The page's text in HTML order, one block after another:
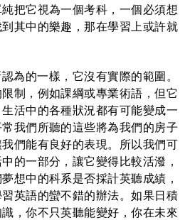
把它視為一個考科，一個必須想
其中的樂趣，那在學習上或許就
為的一樣，它沒有實際的範圍。
制，例如課綱或專業術語，但它
活中的各種狀況都有可能變成一
我們所聽的這些將為我們的房子
們能有良好的表現。所以我們可
的一部分，讓它變得比較活潑，
想中的科系是否採計英聽成績，
英語的蠻不錯的辦法。如果日積
，你不只英聽能變好，你在未來